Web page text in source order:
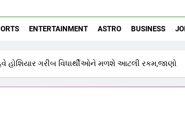
ENTERTAINMENT ASTRO BUSINESS
હોશિયાર ગરીબ વિધાર્થીઓને મળશે આટલી રકમ,જાણો